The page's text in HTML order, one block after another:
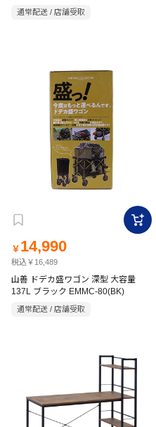
通常配送 / 店舗受取
￥ 14,990
税込￥16,489
山善 ドデカ盛ワゴン 深型 大容量
137L ブラック EMMC-80(BK)
通常配送 / 店舗受取